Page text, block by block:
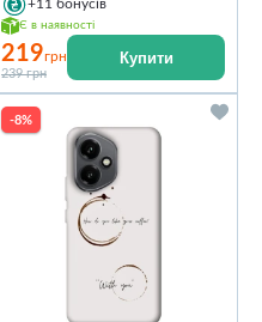
+11 бонусів
Є в наявності
219грн
239 грн
Купити
-8%